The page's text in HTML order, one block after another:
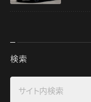
検索